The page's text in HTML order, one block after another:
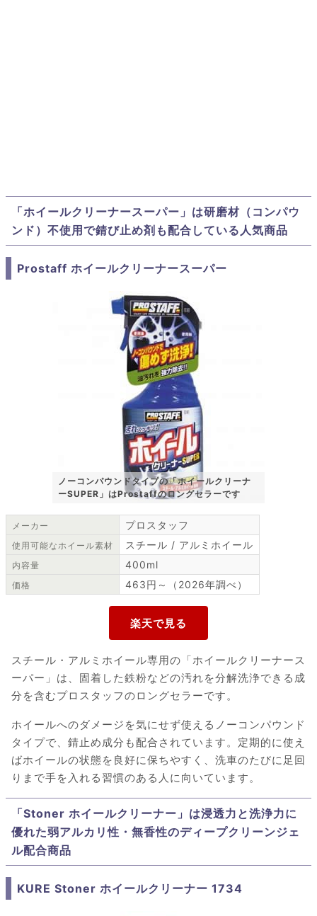
「ホイールクリーナースーパー」は研磨材（コンパウ
ンド）不使用で錆び止め剤も配合している人気商品
Prostaff ホイールクリーナースーパー
ノーコンパウンドタイプの「ホイールクリーナ
ーSUPER」はProstaffのロングセラーです
メーカー プロスタッフ
使用可能なホイール素材 スチール / アルミホイール
内容量 400ml
価格 463円～（2026年調べ）
スチール・アルミホイール専用の「ホイールクリーナース
ーパー」は、固着した鉄粉などの汚れを分解洗浄できる成
分を含むプロスタッフのロングセラーです。
ホイールへのダメージを気にせず使えるノーコンパウンド
タイプで、錆止め成分も配合されています。定期的に使え
ばホイールの状態を良好に保ちやすく、洗車のたびに足回
りまで手を入れる習慣のある人に向いています。
「Stoner ホイールクリーナー」は浸透力と洗浄力に
優れた弱アルカリ性・無香性のディープクリーンジェ
ル配合商品
KURE Stoner ホイールクリーナー 1734